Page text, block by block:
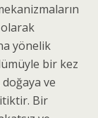
yönelik
bir kez
ve
Bir